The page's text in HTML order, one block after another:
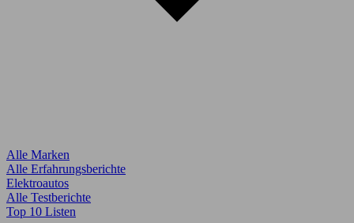
Alle Marken
Alle Erfahrungsberichte
Elektroautos
Alle Testberichte
Top 10 Listen